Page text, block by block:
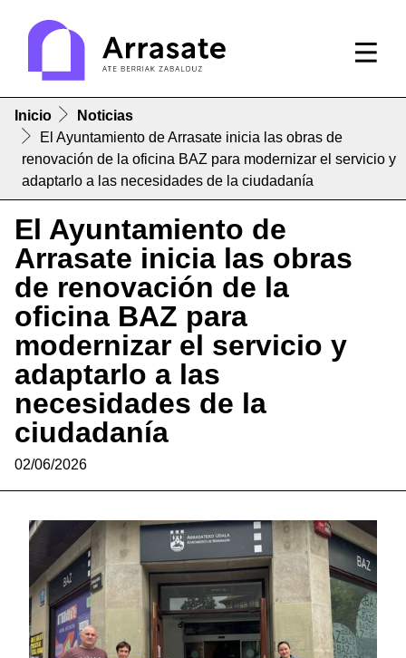
Inicio
Noticias
El Ayuntamiento de Arrasate inicia las obras de
renovación de la oficina BAZ para modernizar el servicio y
adaptarlo a las necesidades de la ciudadanía
El Ayuntamiento de
Arrasate inicia las obras
de renovación de la
oficina BAZ para
modernizar el servicio y
adaptarlo a las
necesidades de la
ciudadanía
02/06/2026